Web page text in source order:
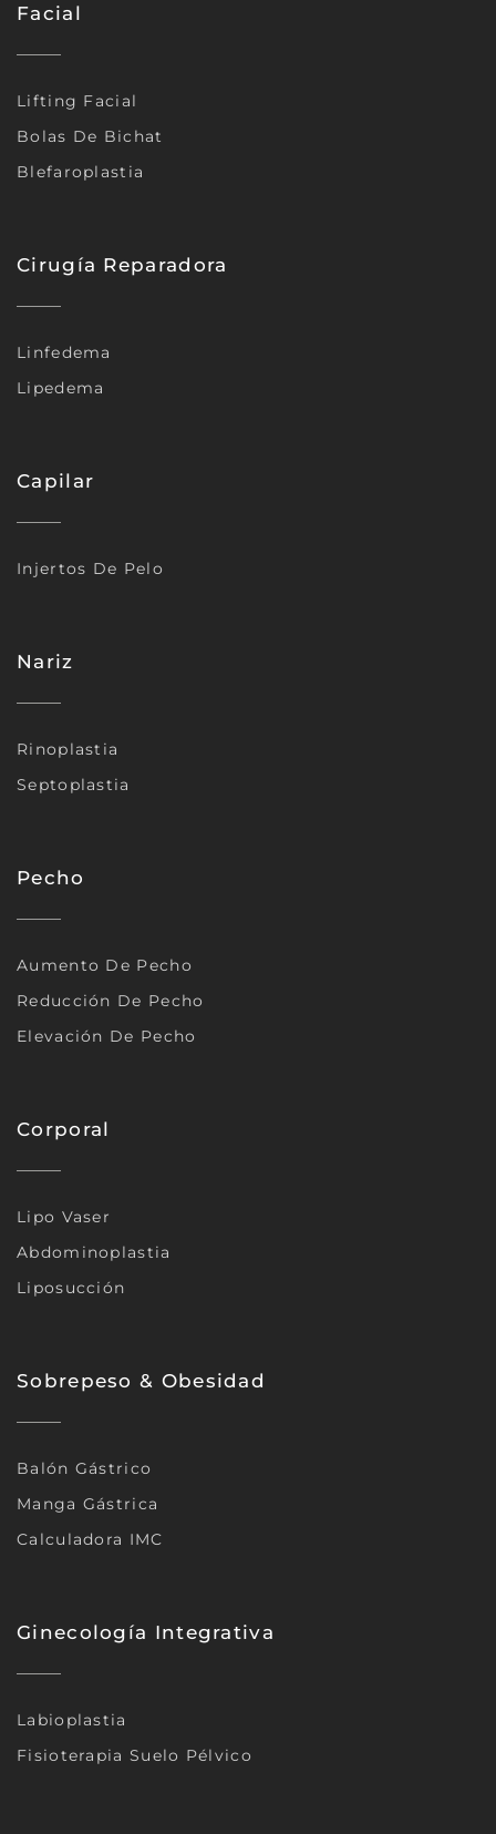
Facial
Lifting Facial
Bolas De Bichat
Blefaroplastia
Cirugía Reparadora
Linfedema
Lipedema
Capilar
Injertos De Pelo
Nariz
Rinoplastia
Septoplastia
Pecho
Aumento De Pecho
Reducción De Pecho
Elevación De Pecho
Corporal
Lipo Vaser
Abdominoplastia
Liposucción
Sobrepeso & Obesidad
Balón Gástrico
Manga Gástrica
Calculadora IMC
Ginecología Integrativa
Labioplastia
Fisioterapia Suelo Pélvico